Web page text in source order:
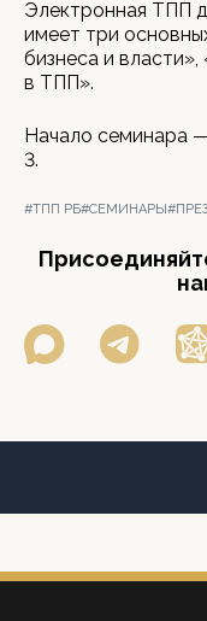
Электронная ТПП
имеет три
бизнеса и
в ТПП».
Начало семинара
3.
#ТПП РБ#СЕМИНАРЫ